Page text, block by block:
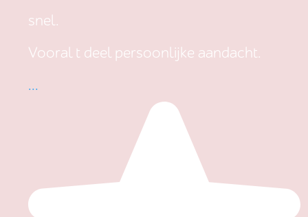
snel.
Vooral t deel persoonlijke aandacht.
...